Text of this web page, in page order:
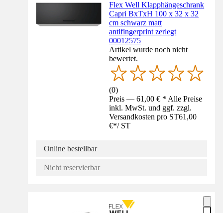
Flex Well Klapphängeschrank
Capri BxTxH 100 x 32 x 32
cm schwarz matt
antifingerprint zerlegt
00012575
Artikel wurde noch nicht
bewertet.
(0)
Preis — 61,00 € * Alle Preise
inkl. MwSt. und ggf. zzgl.
Versandkosten pro ST61,00
€*/ ST
Online bestellbar
Nicht reservierbar